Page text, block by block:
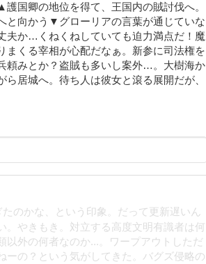
国卿の地位を得て、王国内の賊討伐へ。
と向かう▼グローリアの言葉が通じていな
夫か…くねくねしていても迫力満点だ！魔
くる宰相が心配だなぁ。新参に司法権を
頼みとか？盗賊も多いし案外…。大樹海か
居城へ。待ち人は彼女と滾る展開だが、
のかな、という印象。だって更新遅いん
。やきもき。対立する高度文明有識者は何
外の何者なのか...。ワープアウトしただ
ーの？という気がしてきた。バグズ侵略の